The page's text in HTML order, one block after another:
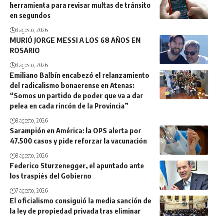
herramienta para revisar multas de tránsito
en segundos
8 agosto, 2026
MURIÓ JORGE MESSI A LOS 68 AÑOS EN
ROSARIO
8 agosto, 2026
Emiliano Balbín encabezó el relanzamiento
del radicalismo bonaerense en Atenas:
“Somos un partido de poder que va a dar
pelea en cada rincón de la Provincia”
8 agosto, 2026
Sarampión en América: la OPS alerta por
47.500 casos y pide reforzar la vacunación
8 agosto, 2026
Federico Sturzenegger, el apuntado ante
los traspiés del Gobierno
7 agosto, 2026
El oficialismo consiguió la media sanción de
la ley de propiedad privada tras eliminar